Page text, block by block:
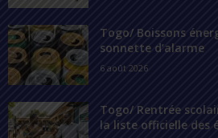
Togo/ Boissons
sonnette d’alarme
6 août 2026
Togo/ Rentrée
la liste officielle des